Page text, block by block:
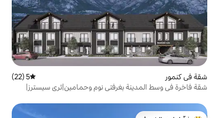
بغرفتي نوم وحمامين|ثري سيسترز|